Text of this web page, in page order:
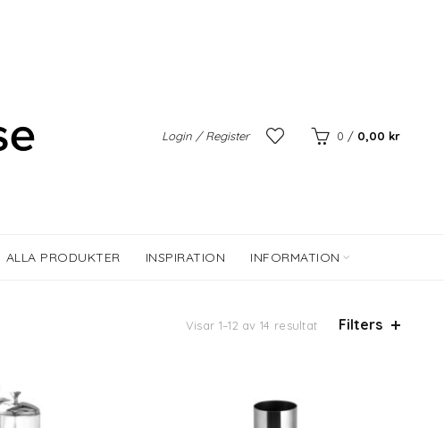
Login / Register 0 / 0,00 kr
ALLA PRODUKTER INSPIRATION INFORMATION
Visar 1–12 av 14 resultat Filters